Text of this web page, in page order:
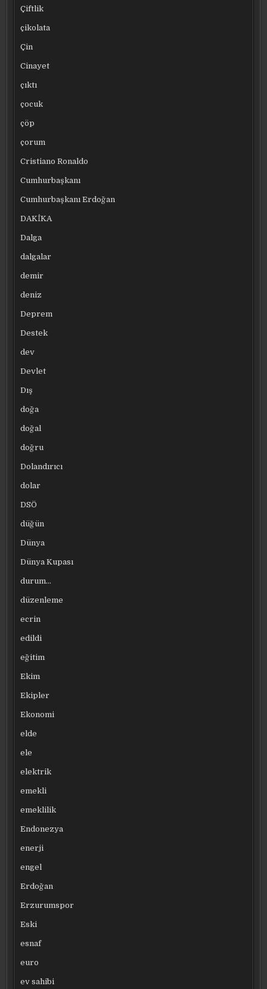
Çiftlik
çikolata
Çin
Cinayet
çıktı
çocuk
çöp
çorum
Cristiano Ronaldo
Cumhurbaşkanı
Cumhurbaşkanı Erdoğan
DAKİKA
Dalga
dalgalar
demir
deniz
Deprem
Destek
dev
Devlet
Dış
doğa
doğal
doğru
Dolandırıcı
dolar
DSÖ
düğün
Dünya
Dünya Kupası
durum…
düzenleme
ecrin
edildi
eğitim
Ekim
Ekipler
Ekonomi
elde
ele
elektrik
emekli
emeklilik
Endonezya
enerji
engel
Erdoğan
Erzurumspor
Eski
esnaf
euro
ev sahibi